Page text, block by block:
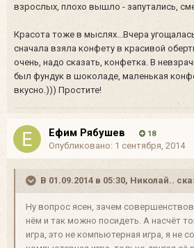
взрослых, плохо вышло - запутались,
Красота тоже в мыслях...Вчера
сначала взяла конфету в красивой
очень, надо сказать, конфетка. В
был фундук в шоколаде, маленькая
вкусно.))) Простите!
Ефим Рябушев 18
Опубликовано: 1 сентября, 2014
В 01.09.2014 в 05:30, Николай..
Ну вопрос ясен, зачем
нём и так можно посидеть. А насчёт
игра, это не компьютерная игра, я не